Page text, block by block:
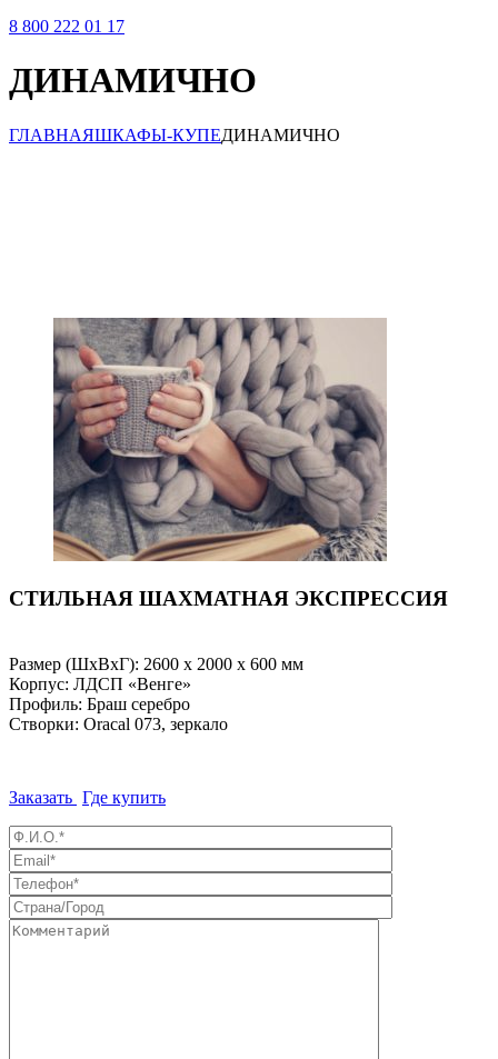
8 800 222 01 17
ДИНАМИЧНО
ГЛАВНАЯШКАФЫ-КУПЕДИНАМИЧНО
СТИЛЬНАЯ ШАХМАТНАЯ ЭКСПРЕССИЯ
Размер (ШхВхГ): 2600 х 2000 х 600 мм
Корпус: ЛДСП «Венге»
Профиль: Браш серебро
Створки: Oracal 073, зеркало
Заказать Где купить